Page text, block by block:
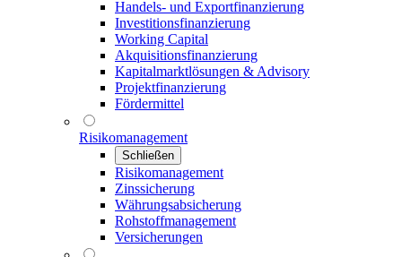
Handels- und Exportfinanzierung
Investitionsfinanzierung
Working Capital
Akquisitionsfinanzierung
Kapitalmarktlösungen & Advisory
Projektfinanzierung
Fördermittel
Risikomanagement
Schließen
Risikomanagement
Zinssicherung
Währungsabsicherung
Rohstoffmanagement
Versicherungen